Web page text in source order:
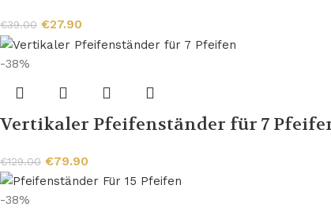
€39.00 €27.90
-38%
Vertikaler Pfeifenständer für 7
€129.00 €79.90
-38%